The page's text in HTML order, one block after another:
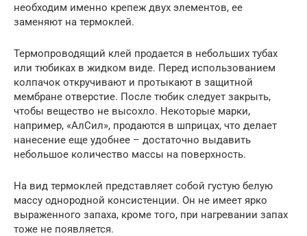
необходим именно крепеж двух элементов, ее
заменяют на термоклей.
Термопроводящий клей продается в небольших тубах
или тюбиках в жидком виде. Перед использованием
колпачок откручивают и протыкают в защитной
мембране отверстие. После тюбик следует закрыть,
чтобы вещество не высохло. Некоторые марки,
например, «АлСил», продаются в шприцах, что делает
нанесение еще удобнее – достаточно выдавить
небольшое количество массы на поверхность.
На вид термоклей представляет собой густую белую
массу однородной консистенции. Он не имеет ярко
выраженного запаха, кроме того, при нагревании запах
тоже не появляется.